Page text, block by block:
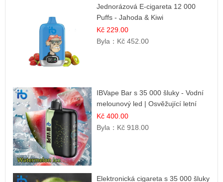
Jednorázová E-cigareta 12 000
Puffs - Jahoda & Kiwi
Kč 229.00
Byla： Kč 452.00
IBVape Bar s 35 000 šluky - Vodní
melounový led | Osvěžující letní
příchuť
Kč 400.00
Byla： Kč 918.00
Elektronická cigareta s 35 000 šluky